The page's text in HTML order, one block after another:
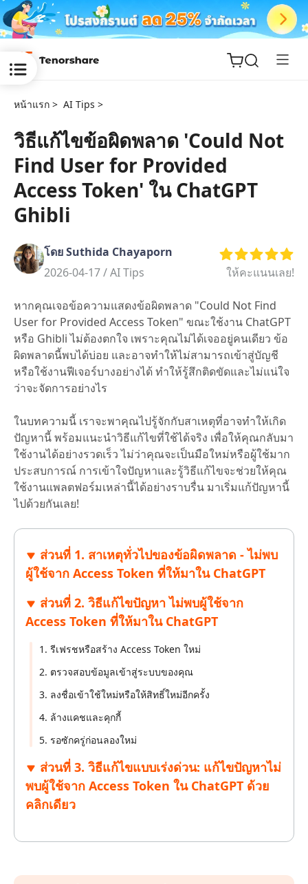
ReiBoot
Tenorshare
iAnyGo
หน้าแรก > AI Tips >
วิธีแก้ไขข้อผิดพลาด 'Could Not
Find User for Provided
Access Token' ใน ChatGPT
Ghibli
โดย Suthida Chayaporn
2026-04-17 /AI Tips ให้คะแนนเลย!
หากคุณเจอข้อความแสดงข้อผิดพลาด "Could Not Find
User for Provided Access Token" ขณะใช้งาน ChatGPT
หรือ Ghibli ไม่ต้องตกใจ เพราะคุณไม่ได้เจออยู่คนเดียว ข้อ
ผิดพลาดนี้พบได้บ่อย และอาจทำให้ไม่สามารถเข้าสู่บัญชี
หรือใช้งานฟีเจอร์บางอย่างได้ ทำให้รู้สึกติดขัดและไม่แน่ใจ
ว่าจะจัดการอย่างไร
ในบทความนี้ เราจะพาคุณไปรู้จักกับสาเหตุที่อาจทำให้เกิด
ปัญหานี้ พร้อมแนะนำวิธีแก้ไขที่ใช้ได้จริง เพื่อให้คุณกลับมา
ใช้งานได้อย่างรวดเร็ว ไม่ว่าคุณจะเป็นมือใหม่หรือผู้ใช้มาก
ประสบการณ์ การเข้าใจปัญหาและรู้วิธีแก้ไขจะช่วยให้คุณ
ใช้งานแพลตฟอร์มเหล่านี้ได้อย่างราบรื่น มาเริ่มแก้ปัญหานี้
ไปด้วยกันเลย!
ส่วนที่ 1. สาเหตุทั่วไปของข้อผิดพลาด - ไม่พบ
ผู้ใช้จาก Access Token ที่ให้มาใน ChatGPT
ส่วนที่ 2. วิธีแก้ไขปัญหา ไม่พบผู้ใช้จาก
Access Token ที่ให้มาใน ChatGPT
1. รีเฟรชหรือสร้าง Access Token ใหม่
2. ตรวจสอบข้อมูลเข้าสู่ระบบของคุณ
3. ลงชื่อเข้าใช้ใหม่หรือให้สิทธิ์ใหม่อีกครั้ง
4. ล้างแคชและคุกกี้
5. รอซักครู่ก่อนลองใหม่
ส่วนที่ 3. วิธีแก้ไขแบบเร่งด่วน: แก้ไขปัญหาไม่
พบผู้ใช้จาก Access Token ใน ChatGPT ด้วย
คลิกเดียว